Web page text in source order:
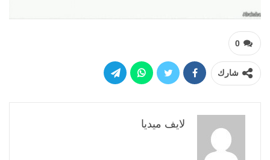
0
شارك
لايف ميديا